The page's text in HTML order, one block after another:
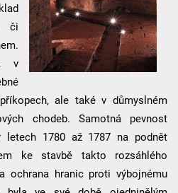
či
v
ale také v důmyslném
chodeb. Samotná pevnost
letech 1780 až 1787 na podnět
ke stavbě takto rozsáhlého
ochrana hranic proti výbojnému